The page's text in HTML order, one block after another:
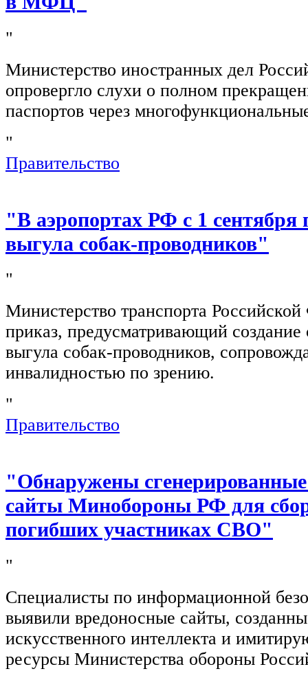
"
Министерство иностранных дел
опровергло слухи о полном
паспортов через
"
Правительство
"В аэропортах РФ с 1 сентября
выгула собак-проводников"
"
Министерство транспорта
приказ, предусматривающий создание
выгула собак-проводников,
инвалидностью по зрению.
"
Правительство
"Обнаружены
сайты Минобороны РФ для
погибших участниках СВО"
"
Специалисты по информационной
выявили вредоносные сайты,
искусственного интеллекта и
ресурсы Министерства обороны